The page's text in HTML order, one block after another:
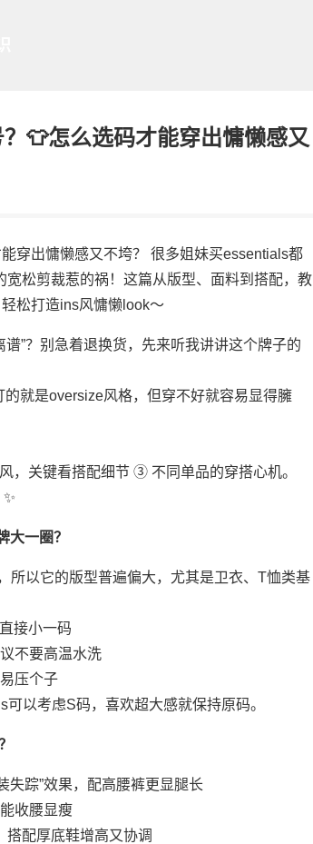
👕怎么选码才能穿出慵懒感又
穿出慵懒感又不垮？ 很多姐妹买essentials都
宽松剪裁惹的祸！这篇从版型、面料到搭配，教
松打造ins风慵懒look～
”？别急着退换货，先来听我讲讲这个牌子的
就是oversize风格，但穿不好就容易显得臃
关键看搭配细节 ③ 不同单品的穿搭心机。
一圈？
所以它的版型普遍偏大，尤其是卫衣、T恤类基
接小一码
不要高温水洗
压个子
以考虑S码，喜欢超大感就保持原码。
失踪”效果，配高腰裤更显腿长
收腰显瘦
搭配厚底鞋增高又协调